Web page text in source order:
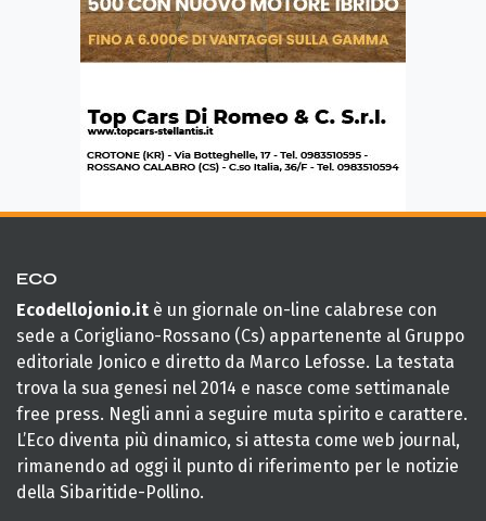
ECO
Ecodellojonio.it è un giornale on-line calabrese con
sede a Corigliano-Rossano (Cs) appartenente al Gruppo
editoriale Jonico e diretto da Marco Lefosse. La testata
trova la sua genesi nel 2014 e nasce come settimanale
free press. Negli anni a seguire muta spirito e carattere.
L’Eco diventa più dinamico, si attesta come web journal,
rimanendo ad oggi il punto di riferimento per le notizie
della Sibaritide-Pollino.